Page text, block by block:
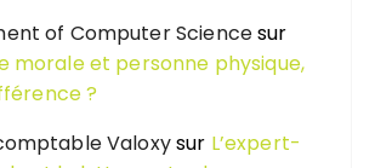
of Computer Sciencesur
morale et personne physique,
?
Valoxysur L’expert-